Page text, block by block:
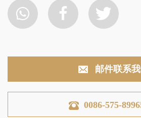
邮件联系
0086-575-